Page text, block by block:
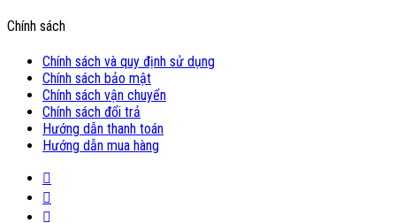
Chính sách
Chính sách và quy định sử dụng
Chính sách bảo mật
Chính sách vận chuyển
Chính sách đổi trả
Hướng dẫn thanh toán
Hướng dẫn mua hàng